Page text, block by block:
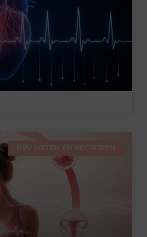
HRV METEN EN BEGRIJPEN